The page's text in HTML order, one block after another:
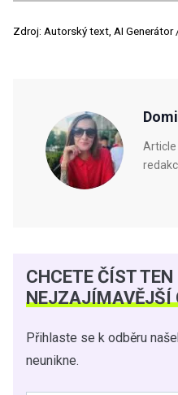
Zdroj: Autorský text, AI Generátor
Article
CHCETE ČÍST TEN
NEJZAJÍMAVĚJŠÍ
Přihlaste se k odběru
neunikne.